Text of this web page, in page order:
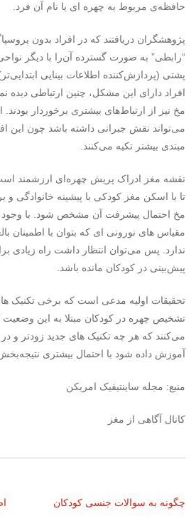
حافظه‌ی مربوط به چهره ای یا نام آن فرد.
پژوهشگران دریافتند که در افراد بدون
“رابطی” به صورت گسترده آن‌را با دیگر
پشتی (پردازش‌کننده اطلاعات بینایی
افراد دارای این مشکل، چنین ارتباطی
مخ نیز از ارتباط‌های بیشتری برخوردار
می‌تواند نقش جبرانی داشته باشد چون این
مبتدی بیشتر تکیه می‌کنند.
نقشه مغز ادراک پریش چهره‌ای ارزشمند
تا با اسکن مغز کودکی با پیشینه خانوادگی و
مخ احتمال پیشرفت آن مشخص شود. با وجود
مقیاس های نورونی ای که بتوان با اطمینان
ندارد. پس می‌توان انتظار داشت راه زیادی
پیش‌بینی در کودکان مانده باشد.
تحقیقات اولیه مدعی است که برخی تکنیک
تشخیص چهره در کودکان مبتلا به این
می‌کنند که هر چه تکنیک های جدید زودتر و در
آموزش داده شود با احتمال بیشتری
منبع: مجله ساینتیفیک امریکن
کانال آگاهی از مغز
ناوبری
چگونه به سوالات جنسی کودکان